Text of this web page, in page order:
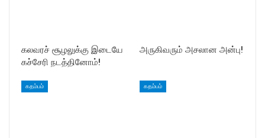
கலவரச் சூழலுக்கு இடையே
கச்சேரி நடத்தினோம்!
அருகிவரும் அசலான அன்பு!
கதம்பம் கதம்பம்